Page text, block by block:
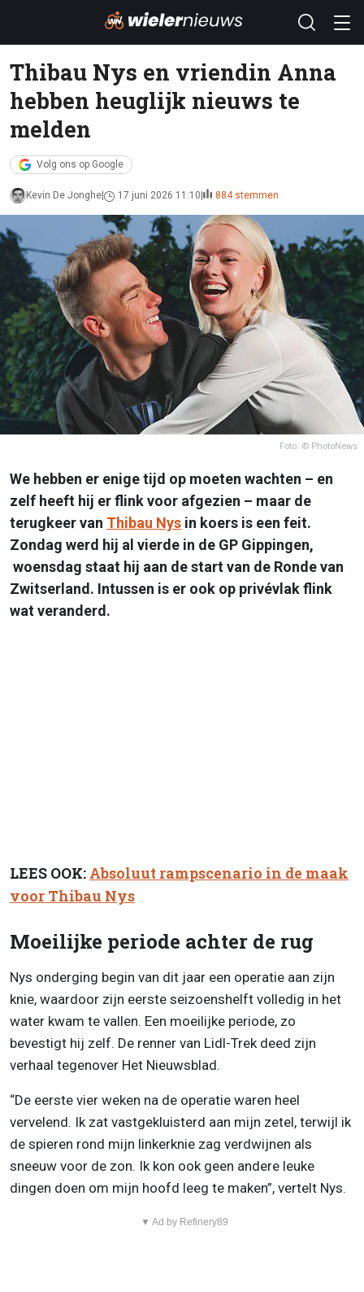
Thibau Nys en vriendin Anna
hebben heuglijk nieuws te
melden
Volg ons op Google
Kevin De Jonghe 17 juni 2026 11:10 884 stemmen
Foto: © PhotoNews
We hebben er enige tijd op moeten wachten – en
zelf heeft hij er flink voor afgezien – maar de
terugkeer van Thibau Nys in koers is een feit.
Zondag werd hij al vierde in de GP Gippingen,
woensdag staat hij aan de start van de Ronde van
Zwitserland. Intussen is er ook op privévlak flink
wat veranderd.
LEES OOK: Absoluut rampscenario in de maak
voor Thibau Nys
Moeilijke periode achter de rug
Nys onderging begin van dit jaar een operatie aan zijn
knie, waardoor zijn eerste seizoenshelft volledig in het
water kwam te vallen. Een moeilijke periode, zo
bevestigt hij zelf. De renner van Lidl-Trek deed zijn
verhaal tegenover Het Nieuwsblad.
“De eerste vier weken na de operatie waren heel
vervelend. Ik zat vastgekluisterd aan mijn zetel, terwijl ik
de spieren rond mijn linkerknie zag verdwijnen als
sneeuw voor de zon. Ik kon ook geen andere leuke
dingen doen om mijn hoofd leeg te maken”, vertelt Nys.
▼ Ad by Refinery89